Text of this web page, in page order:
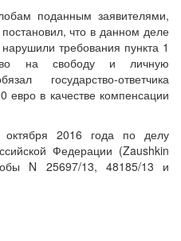
поданным заявителями,
что в данном деле
требования пункта 1
на свободу и личную
государство-ответчика
евро в качестве компенсации
2016 года по делу
Федерации (Zaushkin
N 25697/13, 48185/13 и